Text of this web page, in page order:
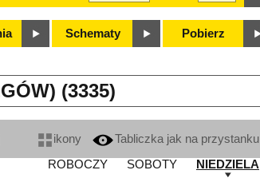
Schematy Pobierz
(3335)
ikony
Tabliczka jak na przystanku
ROBOCZY
SOBOTY
NIEDZIELA